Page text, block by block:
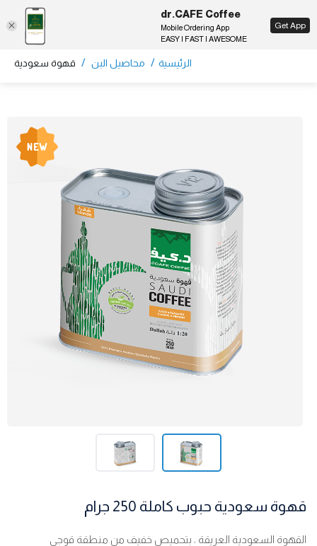
EN
الرئيسية / محاصيل البن / قهوة سعودية
قهوة سعودية حبوب كاملة 250 جرام
القهوة السعودية العريقة ، بتحميص خفيف من منطقة قوجي
dr.CAFE Coffee
Mobile Ordering App
EASY | FAST | AWESOME
Get App